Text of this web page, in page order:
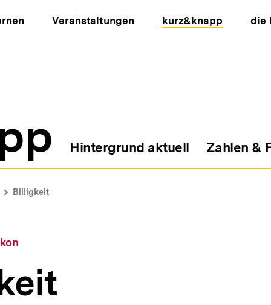
Veranstaltungen kurz&knapp die
Hintergrund aktuell Zahlen &
Billigkeit